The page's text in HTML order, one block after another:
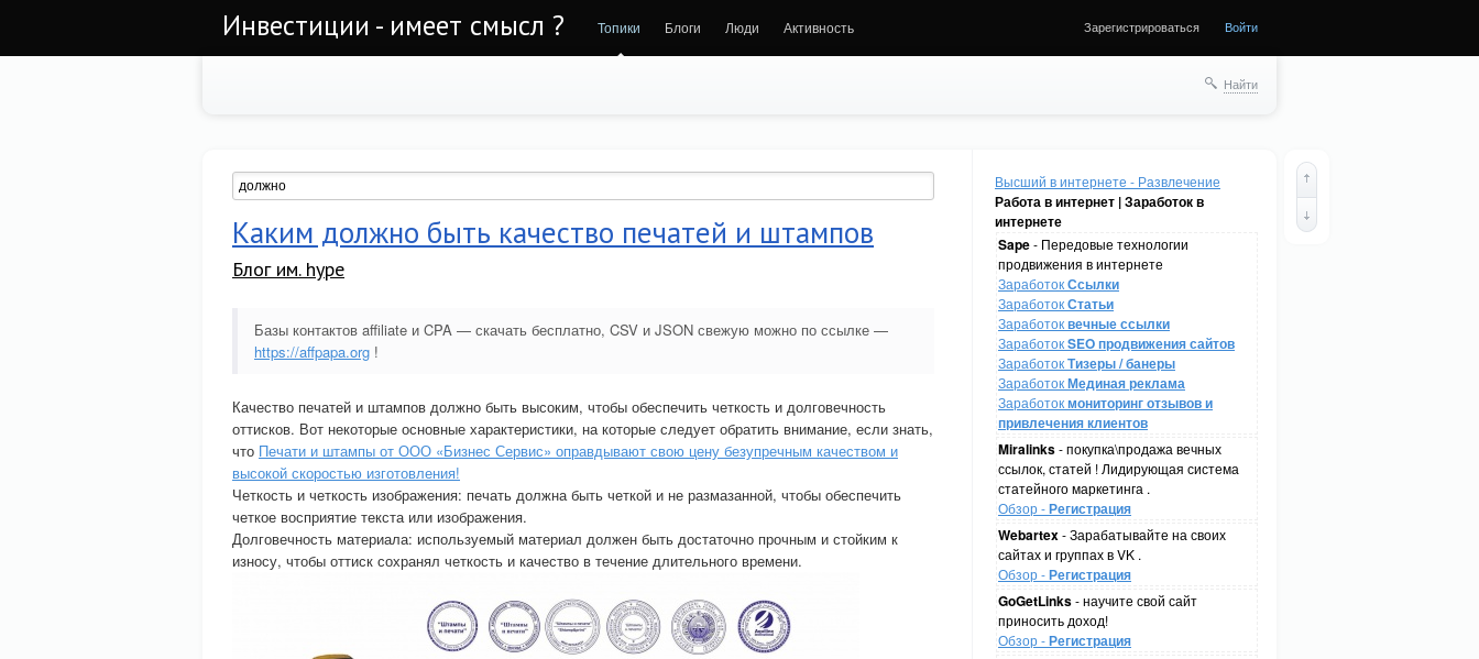
Инвестиции - имеет смысл ? Топики Блоги Люди Активность Зарегистрироваться Войти
Найти
Высший в интернете - Развлечение
Работа в интернет | Заработок в
интернете
Sape- Передовые технологии
продвижения в интернете
ЗаработокСсылки
ЗаработокСтатьи
Заработоквечные ссылки
ЗаработокSEO продвижения сайтов
ЗаработокТизеры / банеры
ЗаработокМединая реклама
Заработокмониторинг отзывов и
привлечения клиентов
Miralinks- покупка\продажа вечных
ссылок, статей ! Лидирующая система
статейного маркетинга .
Обзор -Регистрация
Webartex- Зарабатывайте на своих
сайтах и группах в VK .
Обзор -Регистрация
GoGetLinks- научите свой сайт
приносить доход!
Обзор -Регистрация
Каким должно быть качество печатей и штампов
Блог им. hype
Базы контактов affiliate и CPA — скачать бесплатно, CSV и JSON свежую можно по ссылке —
https://affpapa.org !
Качество печатей и штампов должно быть высоким, чтобы обеспечить четкость и долговечность
оттисков. Вот некоторые основные характеристики, на которые следует обратить внимание, если знать,
что Печати и штампы от ООО «Бизнес Сервис» оправдывают свою цену безупречным качеством и
высокой скоростью изготовления!
Четкость и четкость изображения: печать должна быть четкой и не размазанной, чтобы обеспечить
четкое восприятие текста или изображения.
Долговечность материала: используемый материал должен быть достаточно прочным и стойким к
износу, чтобы оттиск сохранял четкость и качество в течение длительного времени.